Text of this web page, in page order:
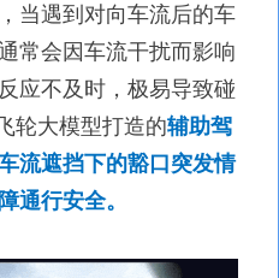
当遇到对向车流后的车
常会因车流干扰而影响
应不及时，极易导致碰
轮大模型打造的辅助驾
流遮挡下的豁口突发情
通行安全。